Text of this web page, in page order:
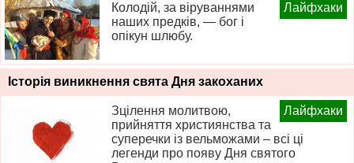
Лайфхаки
Колодій, за віруваннями
наших предків, — бог і
опікун шлюбу.
Історія виникнення свята Дня закоханих
Лайфхаки
Зцілення молитвою,
прийняття християнства та
суперечки із вельможами – всі ці
легенди про появу Дня святого